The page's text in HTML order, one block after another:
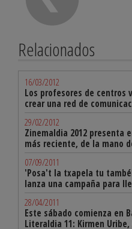
Relacionados
16/03/2012
Los profesores de centros
crear una red de
29/02/2012
Zinemaldia 2012 presenta
más reciente, de la mano
07/09/2011
'Posa't la txapela tu
lanza una campaña para
28/04/2011
Este sábado comienza en
Literaldia 11: Kirmen